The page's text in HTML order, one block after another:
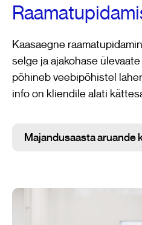
Kaasaegne
selge ja ajakohase
põhineb veebipõhistel
info on kliendile alati
Majandusaasta aruande